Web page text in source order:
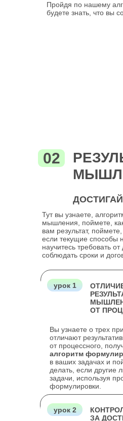
Пройдя по нашему
будете знать, что вы
02
Тут вы узнаете,
мышления, поймете,
вам результат, поймете,
если текущие способы
научитесь требовать
соблюдать сроки и
урок 1
ОТ
Вы узнаете о трех
отличают
от процессного,
алгоритм
в ваших задачах и
делать, если другие
задачи, используя
формулировки.
урок 2
ЗА